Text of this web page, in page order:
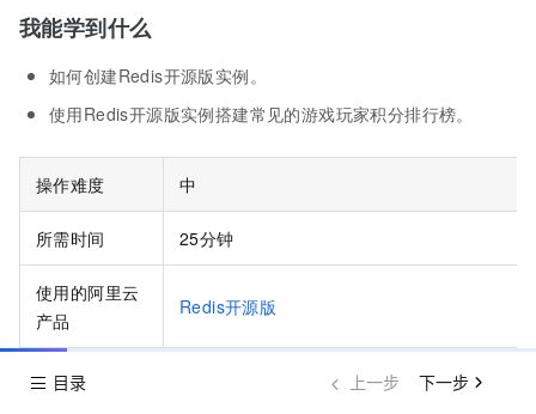
我能学到什么
如何创建Redis开源版实例。
使用Redis开源版实例搭建常见的游戏玩家积分排行榜。
操作难度 中
所需时间 25分钟
使用的阿里云
产品
Redis开源版
所需费用
若您满足试用条件，则为0元，若不满足，在
目录 上一步 下一步